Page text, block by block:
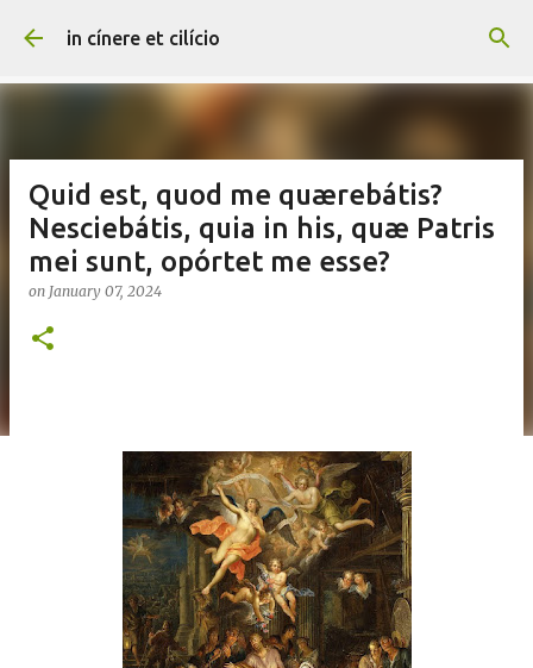
Skip to main content
in cínere et cilício
Quid est, quod me quærebátis?
Nesciebátis, quia in his, quæ Patris
mei sunt, opórtet me esse?
on January 07, 2024